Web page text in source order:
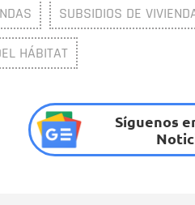
SUBSIDIOS DE
HÁBITAT
Síguenos